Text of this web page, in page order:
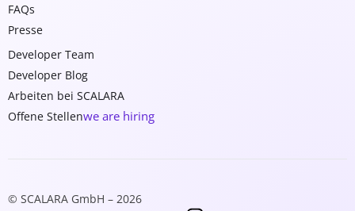
FAQs
Presse
Developer Team
Developer Blog
Arbeiten bei SCALARA
Offene Stellenwe are hiring
© SCALARA GmbH – 2026